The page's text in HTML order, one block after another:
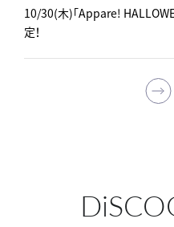
10/30(木)「Appare!
定！